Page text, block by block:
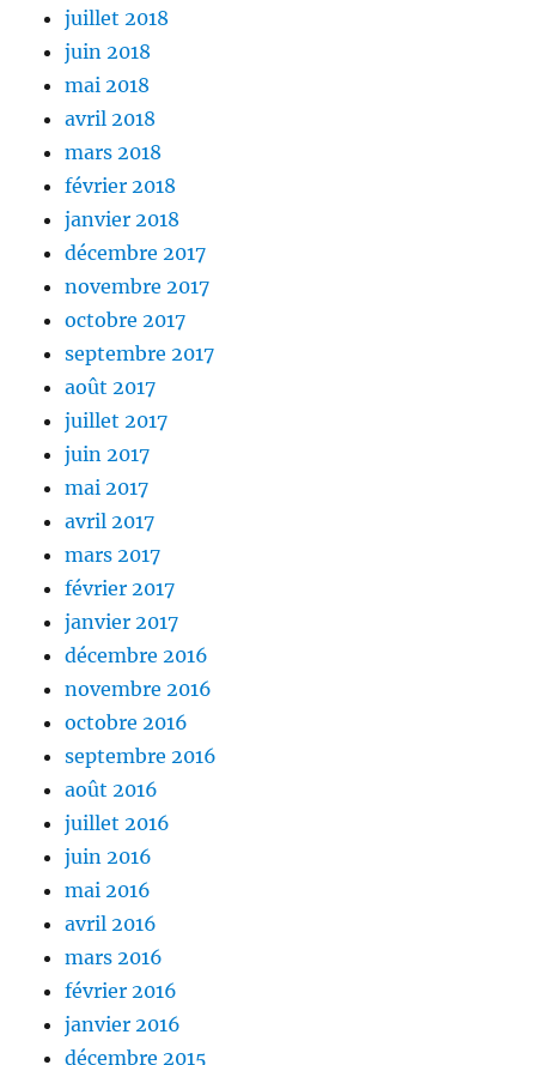
juillet 2018
juin 2018
mai 2018
avril 2018
mars 2018
février 2018
janvier 2018
décembre 2017
novembre 2017
octobre 2017
septembre 2017
août 2017
juillet 2017
juin 2017
mai 2017
avril 2017
mars 2017
février 2017
janvier 2017
décembre 2016
novembre 2016
octobre 2016
septembre 2016
août 2016
juillet 2016
juin 2016
mai 2016
avril 2016
mars 2016
février 2016
janvier 2016
décembre 2015